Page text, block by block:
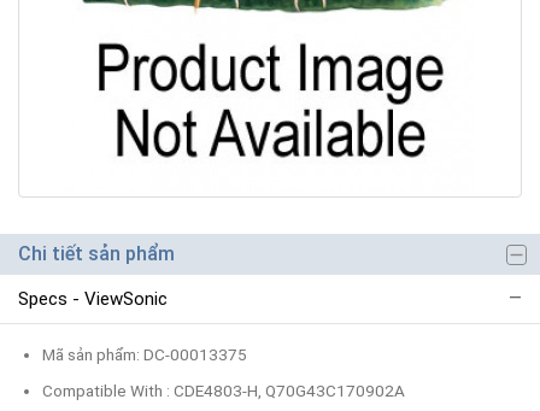
Chi tiết sản phẩm
Specs - ViewSonic
Mã sản phẩm: DC-00013375
Compatible With : CDE4803-H, Q70G43C170902A